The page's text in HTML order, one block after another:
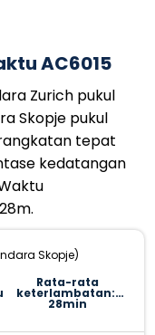
AC6015
Zurich pukul
Skopje pukul
tepat
kedatangan
Skopje)
Rata-rata
keterlambatan:
28min